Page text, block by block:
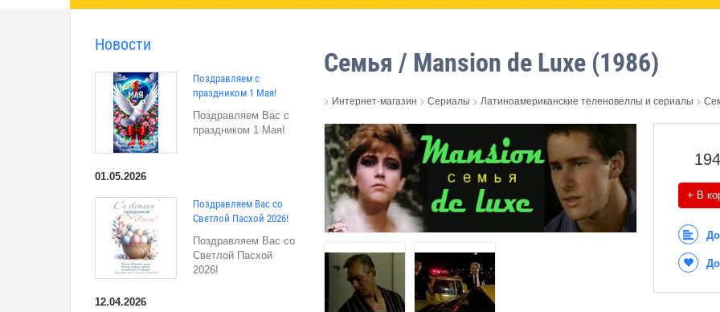
Новости
Поздравляем с
праздником 1 Мая!
Поздравляем Вас с
праздником 1 Мая!
01.05.2026
Поздравляем Вас со
Светлой Пасхой 2026!
Поздравляем Вас со
Светлой Пасхой
2026!
12.04.2026
Семья / Mansion de Luxe (1986)
> Интернет-магазин > Сериалы > Латиноамериканские теленовеллы и сериалы >
194
+ В